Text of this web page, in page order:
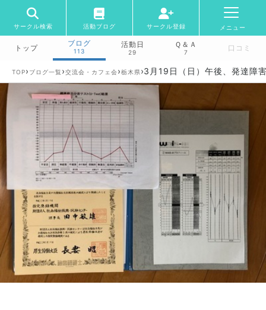
サークル検索 活動ブログ サークル登録 メニュー
トップ
ブログ
113
活動日
29
Ｑ＆Ａ
7 口コミ
TOP› ブログ一覧 ›交流会・カフェ会›栃木県›3月19日（日）午後、発達障